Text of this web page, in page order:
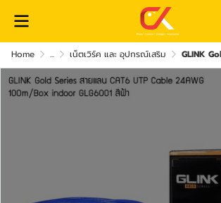
Home ... เน็ตเวิร์ค และ อุปกรณ์เสริม GLINK Gold Series สายแลน